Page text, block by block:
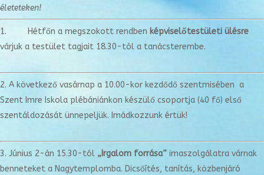
életeteken!
Hétfőn a megszokott rendben képviselőtestületi ülésre
várjuk a testület tagjait 18.30-tól a tanácsterembe.
A következő vasárnap a 10.00-kor kezdődő szentmisében a
Szent Imre Iskola plébániánkon készülő csoportja (40 fő) első
szentáldozását ünnepeljük. Imádkozzunk értük!
Június 2-án 15.30-tól „Irgalom forrása” imaszolgálatra várnak
benneteket a Nagytemplomba. Dicsőítés, tanítás, közbenjáró